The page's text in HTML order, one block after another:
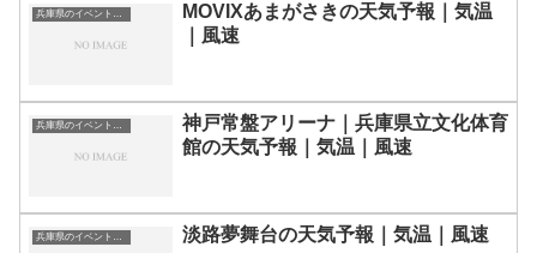
兵庫県のイベント会場一覧
MOVIXあまがさきの天気予報｜気温
｜風速
兵庫県のイベント会場一覧
神戸常盤アリーナ｜兵庫県立文化体育
館の天気予報｜気温｜風速
兵庫県のイベント会場一覧 淡路夢舞台の天気予報｜気温｜風速